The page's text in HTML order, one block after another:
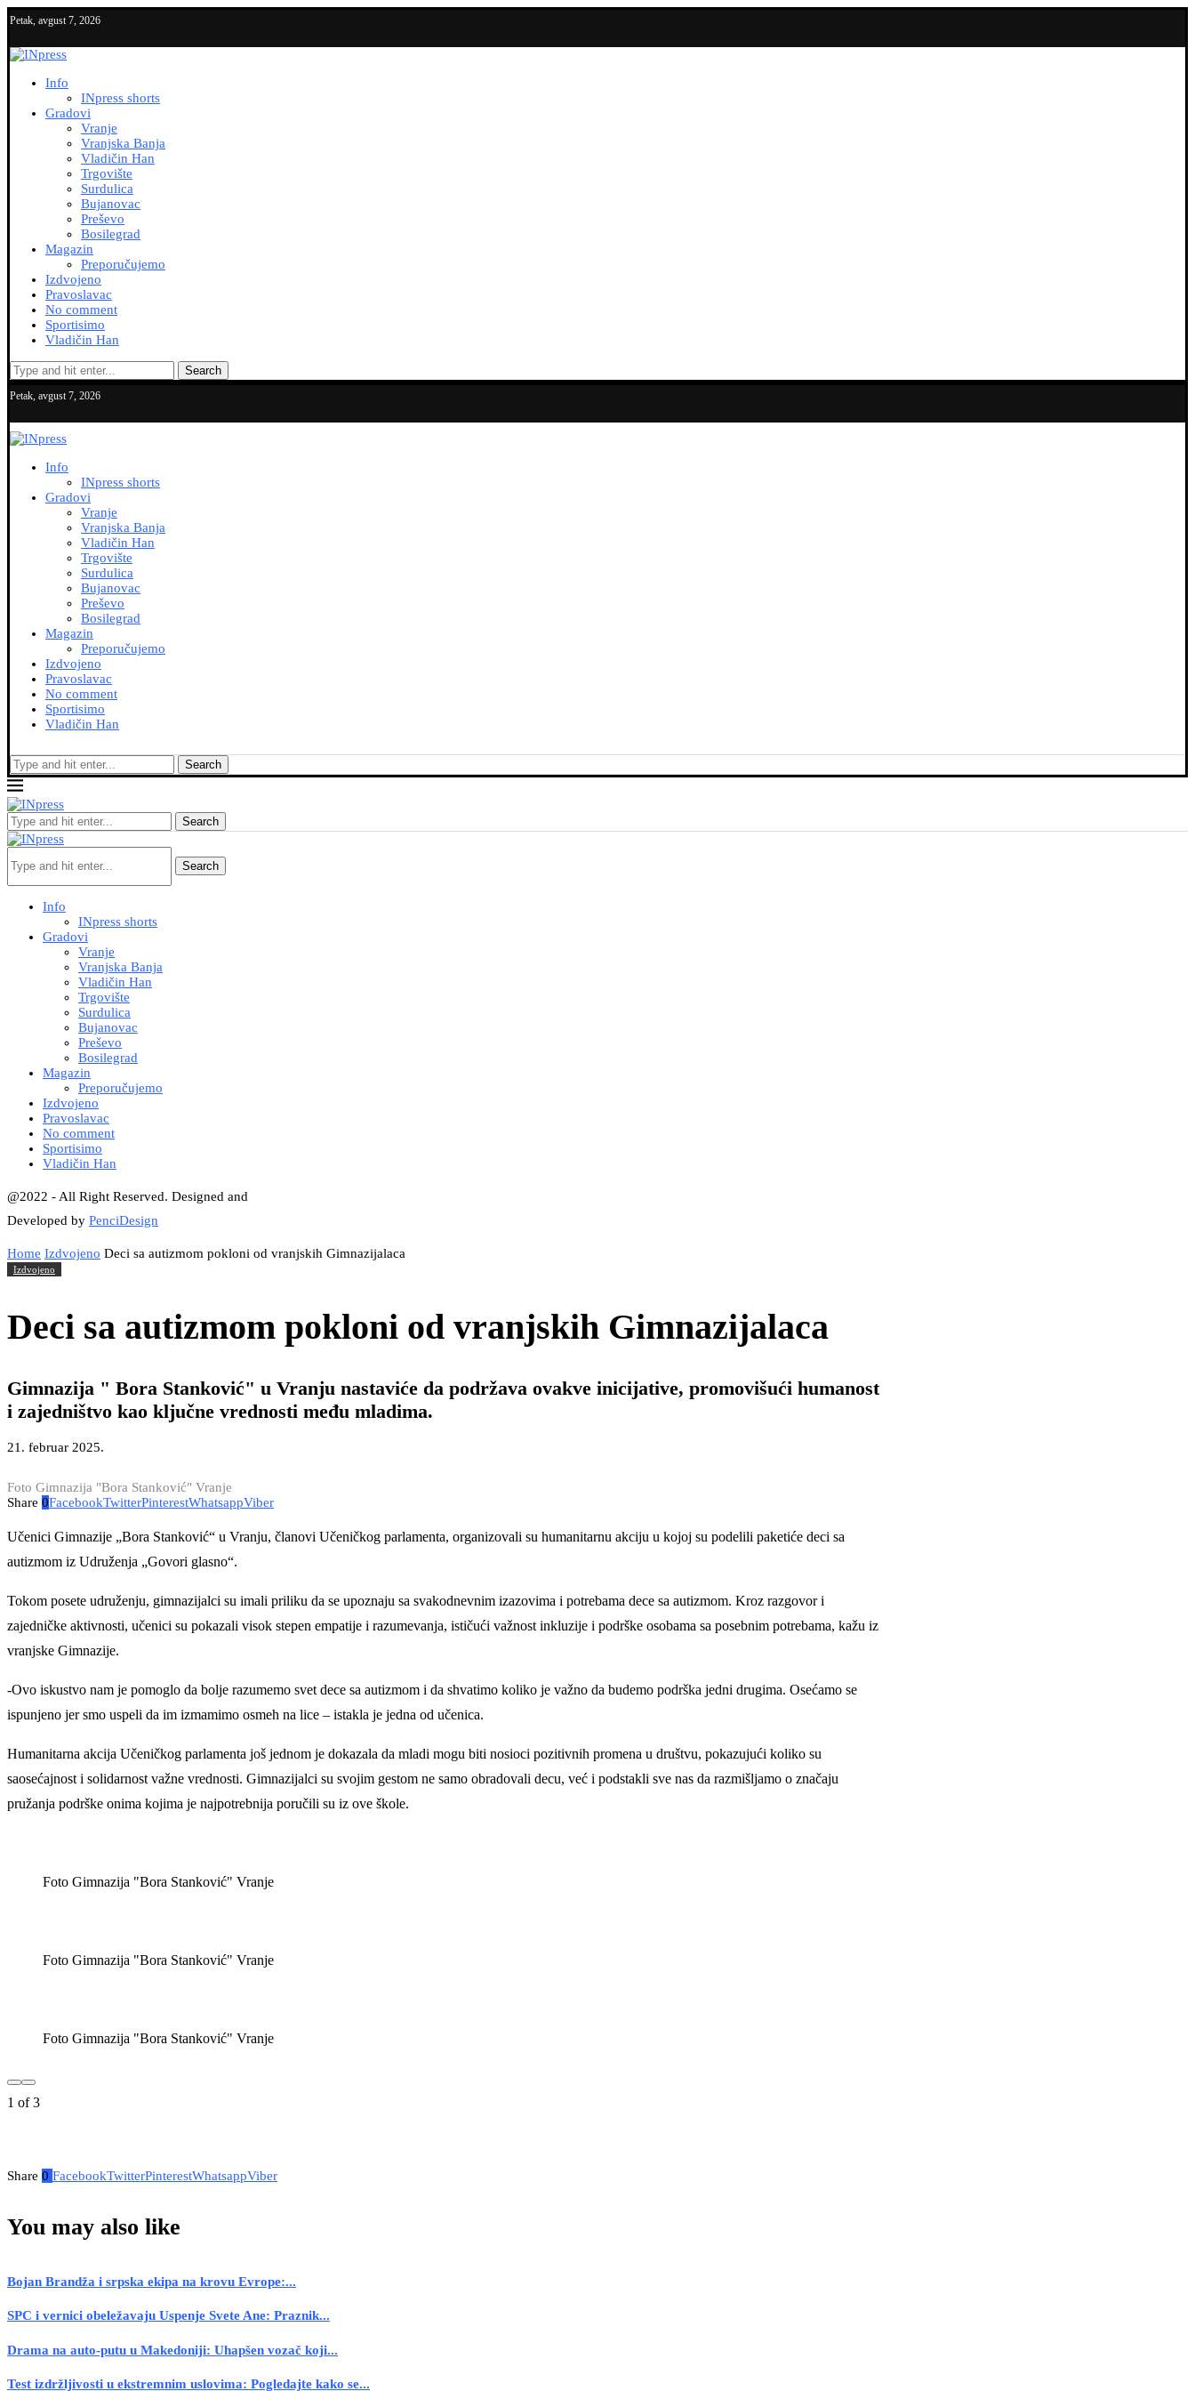
Petak, avgust 7, 2026
Info
INpress shorts
Gradovi
Vranje
Vranjska Banja
Vladičin Han
Trgovište
Surdulica
Bujanovac
Preševo
Bosilegrad
Magazin
Preporučujemo
Izdvojeno
Pravoslavac
No comment
Sportisimo
Vladičin Han
Search
Petak, avgust 7, 2026
Info
INpress shorts
Gradovi
Vranje
Vranjska Banja
Vladičin Han
Trgovište
Surdulica
Bujanovac
Preševo
Bosilegrad
Magazin
Preporučujemo
Izdvojeno
Pravoslavac
No comment
Sportisimo
Vladičin Han
Search
Search
Search
Info
INpress shorts
Gradovi
Vranje
Vranjska Banja
Vladičin Han
Trgovište
Surdulica
Bujanovac
Preševo
Bosilegrad
Magazin
Preporučujemo
Izdvojeno
Pravoslavac
No comment
Sportisimo
Vladičin Han
@2022 - All Right Reserved. Designed and
Developed by PenciDesign
Home Izdvojeno Deci sa autizmom pokloni od vranjskih Gimnazijalaca
Izdvojeno
Deci sa autizmom pokloni od vranjskih Gimnazijalaca
Gimnazija " Bora Stanković" u Vranju nastaviće da podržava ovakve inicijative, promovišući humanost
i zajedništvo kao ključne vrednosti među mladima.
21. februar 2025.
Foto Gimnazija "Bora Stanković" Vranje
Share 0FacebookTwitterPinterestWhatsappViber
Učenici Gimnazije „Bora Stanković“ u Vranju, članovi Učeničkog parlamenta, organizovali su humanitarnu akciju u kojoj su podelili paketiće deci sa
autizmom iz Udruženja „Govori glasno“.
Tokom posete udruženju, gimnazijalci su imali priliku da se upoznaju sa svakodnevnim izazovima i potrebama dece sa autizmom. Kroz razgovor i
zajedničke aktivnosti, učenici su pokazali visok stepen empatije i razumevanja, ističući važnost inkluzije i podrške osobama sa posebnim potrebama, kažu iz
vranjske Gimnazije.
-Ovo iskustvo nam je pomoglo da bolje razumemo svet dece sa autizmom i da shvatimo koliko je važno da budemo podrška jedni drugima. Osećamo se
ispunjeno jer smo uspeli da im izmamimo osmeh na lice – istakla je jedna od učenica.
Humanitarna akcija Učeničkog parlamenta još jednom je dokazala da mladi mogu biti nosioci pozitivnih promena u društvu, pokazujući koliko su
saosećajnost i solidarnost važne vrednosti. Gimnazijalci su svojim gestom ne samo obradovali decu, već i podstakli sve nas da razmišljamo o značaju
pružanja podrške onima kojima je najpotrebnija poručili su iz ove škole.
Foto Gimnazija "Bora Stanković" Vranje
Foto Gimnazija "Bora Stanković" Vranje
Foto Gimnazija "Bora Stanković" Vranje
1 of3
Share 0 FacebookTwitterPinterestWhatsappViber
You may also like
Bojan Brandža i srpska ekipa na krovu Evrope:...
SPC i vernici obeležavaju Uspenje Svete Ane: Praznik...
Drama na auto-putu u Makedoniji: Uhapšen vozač koji...
Test izdržljivosti u ekstremnim uslovima: Pogledajte kako se...